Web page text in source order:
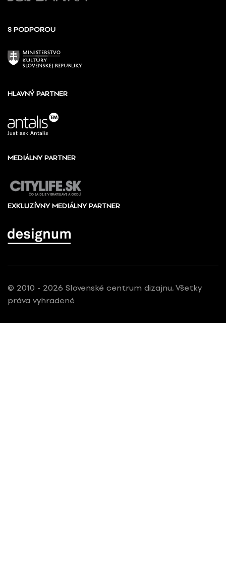
S PODPOROU
HLAVNÝ PARTNER
MEDIÁLNY PARTNER
EXKLUZÍVNY MEDIÁLNY PARTNER
© 2010 - 2026 Slovenské centrum dizajnu, Všetky
práva vyhradené